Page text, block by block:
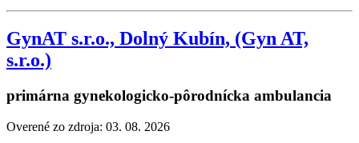
GynAT s.r.o., Dolný Kubín, (Gyn AT,
s.r.o.)
primárna gynekologicko-pôrodnícka ambulancia
Overené zo zdroja: 03. 08. 2026